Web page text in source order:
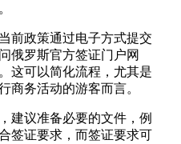
前政策通过电子方式提交
俄罗斯官方签证门户网
这可以简化流程，尤其是
商务活动的游客而言。
建议准备必要的文件，例
签证要求，而签证要求可